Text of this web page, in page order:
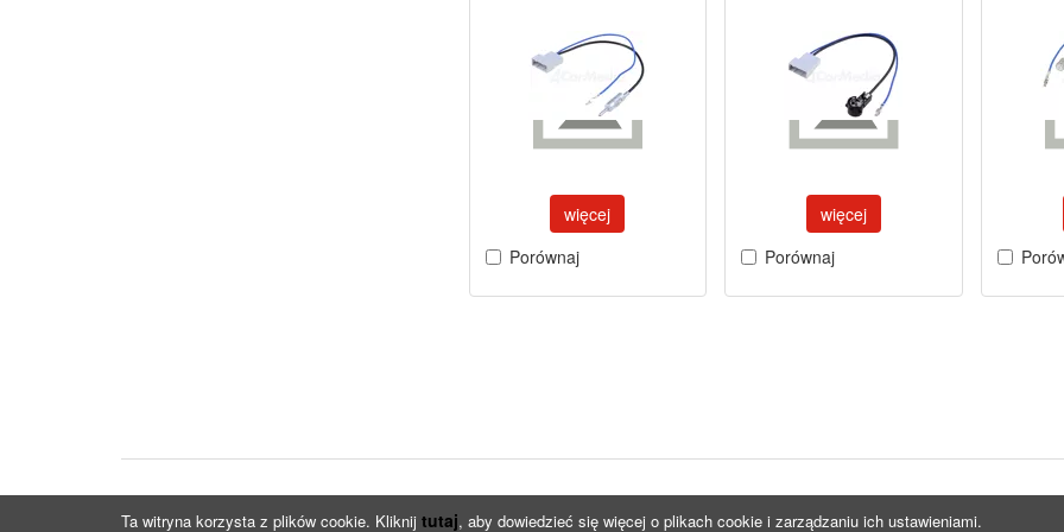
więcej
Porównaj
więcej
Porównaj
Ta witryna korzysta z plików cookie. Kliknij tutaj, aby dowiedzieć się więcej o plikach cookie i zarządzaniu ich ustawieniami.